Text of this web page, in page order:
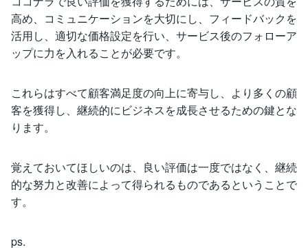
高め、コミュニケーションを大切にし、フィードバックを
活用し、適切な価格設定を行い、サービス後のフォローア
ップに力を入れることが必要です。
これらはすべて顧客満足度の向上に寄与し、より多くの顧
客を獲得し、継続的にビジネスを成長させるための鍵とな
ります。
覚えておいてほしいのは、良い評価は一度ではなく、継続
的な努力と改善によって得られるものであるということで
す。
ps.